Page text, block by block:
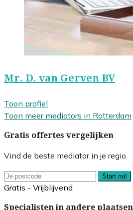
Mr. D. van Gerven BV
Toon profiel
Toon meer mediators in Rotterdam
Gratis offertes vergelijken
Vind de beste mediator in je regio.
Start nu!
Gratis - Vrijblijvend
Specialisten in andere plaatsen